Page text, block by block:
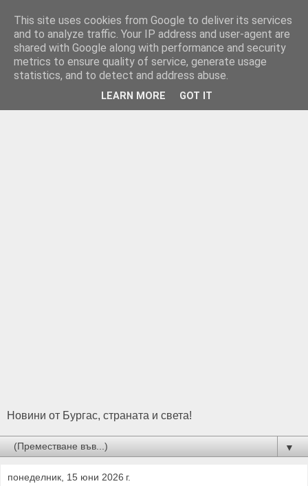
Новини от Бургас, страната и света!
▼
понеделник, 15 юни 2026 г.
This site uses cookies from Google to deliver its services
and to analyze traffic. Your IP address and user-agent are
shared with Google along with performance and security
metrics to ensure quality of service, generate usage
statistics, and to detect and address abuse.
LEARN MORE GOT IT